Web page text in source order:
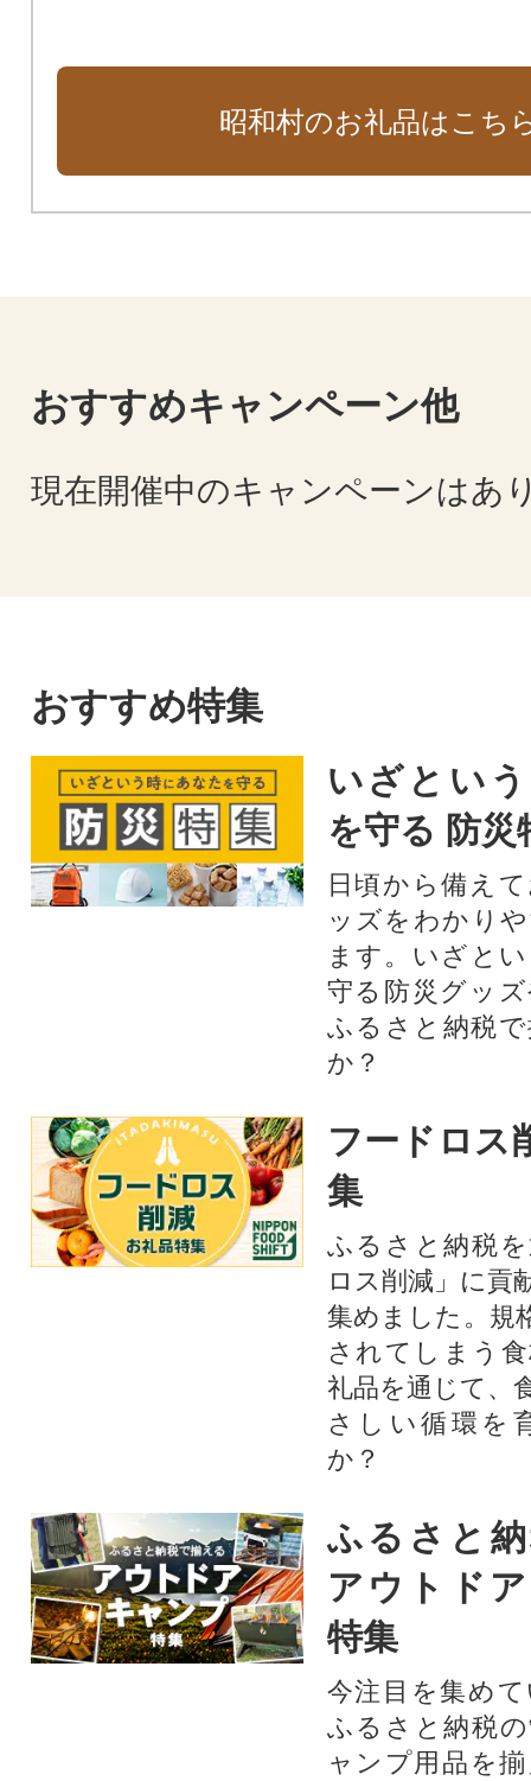
昭和村のお礼品はこち
おすすめキャンペーン他
現在開催中のキャンペーンはあ
おすすめ特集
いざとい
を守る 防災
日頃から備え
ッズをわかり
ます。いざと
守る防災グッ
ふるさと納税
か？
フードロス
集
ふるさと納税
ロス削減」に貢
集めました。規
されてしまう
礼品を通じて、
さしい循環を
か？​
ふるさと
アウトド
特集
今注目を集め
ふるさと納税
ャンプ用品を